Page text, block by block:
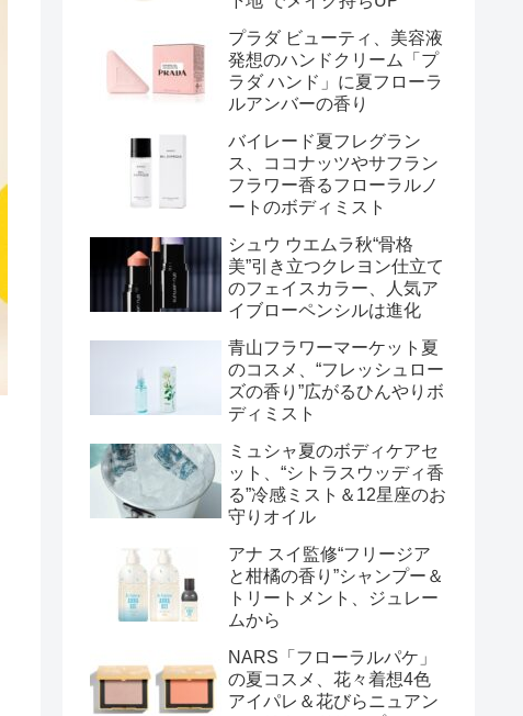
プラダ ビューティ、美容液
発想のハンドクリーム「プ
ラダ ハンド」に夏フローラ
ルアンバーの香り
バイレード夏フレグラン
ス、ココナッツやサフラン
フラワー香るフローラルノ
ートのボディミスト
シュウ ウエムラ秋“骨格
美”引き立つクレヨン仕立て
のフェイスカラー、人気ア
イブローペンシルは進化
青山フラワーマーケット夏
のコスメ、“フレッシュロー
ズの香り”広がるひんやりボ
ディミスト
ミュシャ夏のボディケアセ
ット、“シトラスウッディ香
る”冷感ミスト＆12星座のお
守りオイル
アナ スイ監修“フリージア
と柑橘の香り”シャンプー＆
トリートメント、ジュレー
ムから
NARS「フローラルパケ」
の夏コスメ、花々着想4色
アイパレ＆花びらニュアン